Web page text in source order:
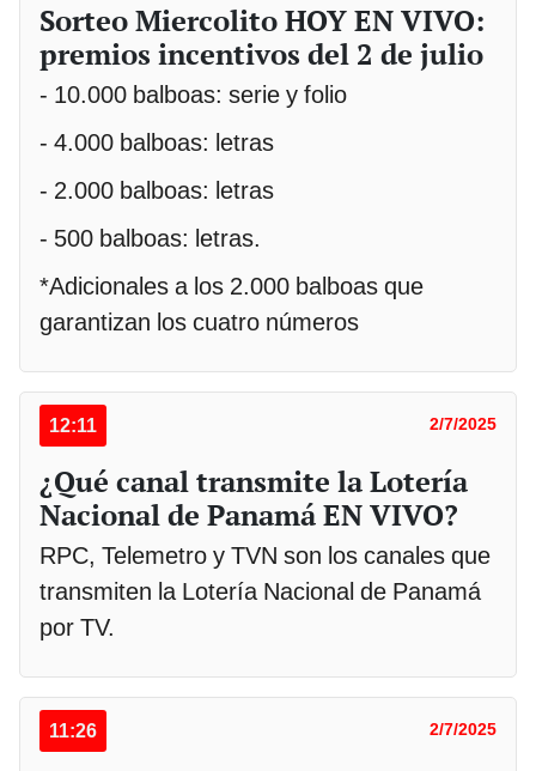
Sorteo Miercolito HOY EN VIVO:
premios incentivos del 2 de julio
- 10.000 balboas: serie y folio
- 4.000 balboas: letras
- 2.000 balboas: letras
- 500 balboas: letras.
*Adicionales a los 2.000 balboas que
garantizan los cuatro números
12:11 2/7/2025
¿Qué canal transmite la Lotería
Nacional de Panamá EN VIVO?
RPC, Telemetro y TVN son los canales que
transmiten la Lotería Nacional de Panamá
por TV.
11:26 2/7/2025